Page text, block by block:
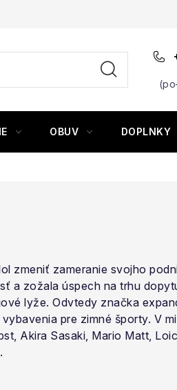
OBUV DOPLNKY
zmeniť zameranie svojho
a zožala úspech na trhu
lyže. Odvtedy značka
pre zimné športy. V
Akira Sasaki, Mario Matt,